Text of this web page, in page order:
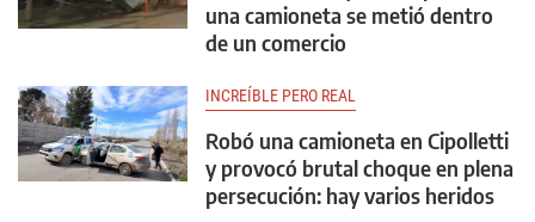
una camioneta se metió dentro
de un comercio
INCREÍBLE PERO REAL
Robó una camioneta en Cipolletti
y provocó brutal choque en plena
persecución: hay varios heridos